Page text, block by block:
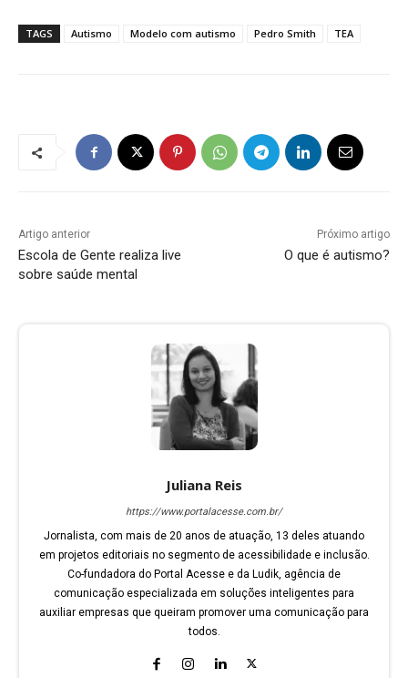
TAGS Autismo Modelo com autismo Pedro Smith TEA
Artigo anterior
Escola de Gente realiza live
sobre saúde mental
Próximo artigo
O que é autismo?
Juliana Reis
https://www.portalacesse.com.br/
Jornalista, com mais de 20 anos de atuação, 13 deles atuando
em projetos editoriais no segmento de acessibilidade e inclusão.
Co-fundadora do Portal Acesse e da Ludik, agência de
comunicação especializada em soluções inteligentes para
auxiliar empresas que queiram promover uma comunicação para
todos.